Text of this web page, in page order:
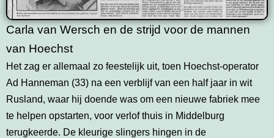
Carla van Wersch en de strijd voor de mannen
van Hoechst
Het zag er allemaal zo feestelijk uit, toen Hoechst-operator
Ad Hanneman (33) na een verblijf van een half jaar in wit
Rusland, waar hij doende was om een nieuwe fabriek mee
te helpen opstarten, voor verlof thuis in Middelburg
terugkeerde. De kleurige slingers hingen in de